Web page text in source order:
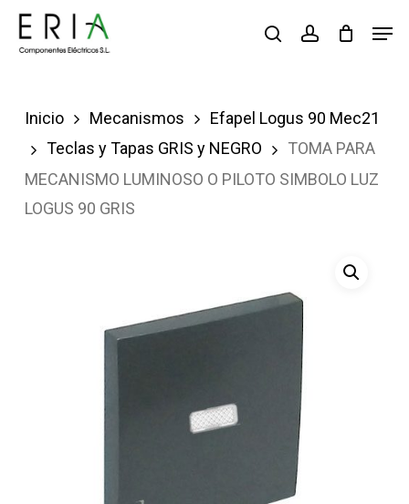
Saltar
buscaraccount
Inicio Mecanismos
Efapel Logus 90 Mec21
Teclas y Tapas GRIS y NEGRO
TOMA PARA
MECANISMO LUMINOSO O PILOTO SIMBOLO LUZ
LOGUS 90 GRIS